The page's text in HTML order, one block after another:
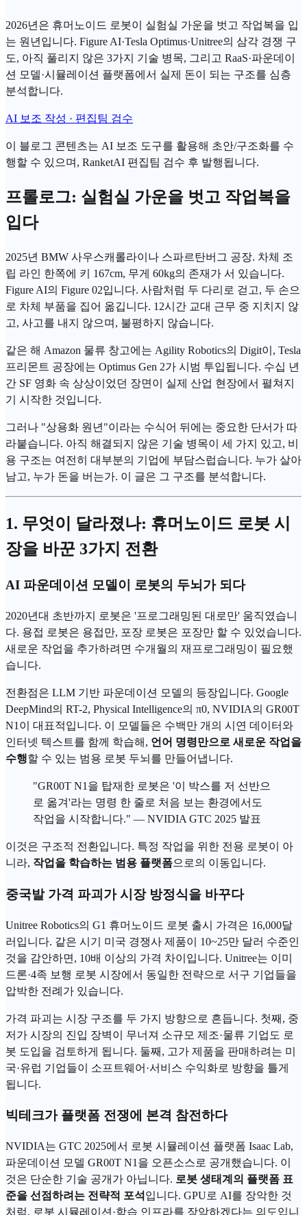
2026년은 휴머노이드 로봇이 실험실 가운을 벗고 작업복을 입
는 원년입니다. Figure AI·Tesla Optimus·Unitree의 삼각 경쟁 구
도, 아직 풀리지 않은 3가지 기술 병목, 그리고 RaaS·파운데이
션 모델·시뮬레이션 플랫폼에서 실제 돈이 되는 구조를 심층
분석합니다.
AI 보조 작성 · 편집팀 검수
이 블로그 콘텐츠는 AI 보조 도구를 활용해 초안/구조화를 수
행할 수 있으며, RanketAI 편집팀 검수 후 발행됩니다.
프롤로그: 실험실 가운을 벗고 작업복을
입다
2025년 BMW 사우스캐롤라이나 스파르탄버그 공장. 차체 조
립 라인 한쪽에 키 167cm, 무게 60kg의 존재가 서 있습니다.
Figure AI의 Figure 02입니다. 사람처럼 두 다리로 걷고, 두 손으
로 차체 부품을 집어 옮깁니다. 12시간 교대 근무 중 지치지 않
고, 사고를 내지 않으며, 불평하지 않습니다.
같은 해 Amazon 물류 창고에는 Agility Robotics의 Digit이, Tesla
프리몬트 공장에는 Optimus Gen 2가 시범 투입됩니다. 수십 년
간 SF 영화 속 상상이었던 장면이 실제 산업 현장에서 펼쳐지
기 시작한 것입니다.
그러나 "상용화 원년"이라는 수식어 뒤에는 중요한 단서가 따
라붙습니다. 아직 해결되지 않은 기술 병목이 세 가지 있고, 비
용 구조는 여전히 대부분의 기업에 부담스럽습니다. 누가 살아
남고, 누가 돈을 버는가. 이 글은 그 구조를 분석합니다.
1. 무엇이 달라졌나: 휴머노이드 로봇 시
장을 바꾼 3가지 전환
AI 파운데이션 모델이 로봇의 두뇌가 되다
2020년대 초반까지 로봇은 '프로그래밍된 대로만' 움직였습니
다. 용접 로봇은 용접만, 포장 로봇은 포장만 할 수 있었습니다.
새로운 작업을 추가하려면 수개월의 재프로그래밍이 필요했
습니다.
전환점은 LLM 기반 파운데이션 모델의 등장입니다. Google
DeepMind의 RT-2, Physical Intelligence의 π0, NVIDIA의 GR00T
N1이 대표적입니다. 이 모델들은 수백만 개의 시연 데이터와
인터넷 텍스트를 함께 학습해, 언어 명령만으로 새로운 작업을
수행할 수 있는 범용 로봇 두뇌를 만들어냅니다.
"GR00T N1을 탑재한 로봇은 '이 박스를 저 선반으
로 옮겨'라는 명령 한 줄로 처음 보는 환경에서도
작업을 시작합니다." — NVIDIA GTC 2025 발표
이것은 구조적 전환입니다. 특정 작업을 위한 전용 로봇이 아
니라, 작업을 학습하는 범용 플랫폼으로의 이동입니다.
중국발 가격 파괴가 시장 방정식을 바꾸다
Unitree Robotics의 G1 휴머노이드 로봇 출시 가격은 16,000달
러입니다. 같은 시기 미국 경쟁사 제품이 10~25만 달러 수준인
것을 감안하면, 10배 이상의 가격 차이입니다. Unitree는 이미
드론·4족 보행 로봇 시장에서 동일한 전략으로 서구 기업들을
압박한 전례가 있습니다.
가격 파괴는 시장 구조를 두 가지 방향으로 흔듭니다. 첫째, 중
저가 시장의 진입 장벽이 무너져 소규모 제조·물류 기업도 로
봇 도입을 검토하게 됩니다. 둘째, 고가 제품을 판매하려는 미
국·유럽 기업들이 소프트웨어·서비스 수익화로 방향을 틀게
됩니다.
빅테크가 플랫폼 전쟁에 본격 참전하다
NVIDIA는 GTC 2025에서 로봇 시뮬레이션 플랫폼 Isaac Lab,
파운데이션 모델 GR00T N1을 오픈소스로 공개했습니다. 이
것은 단순한 기술 공개가 아닙니다. 로봇 생태계의 플랫폼 표
준을 선점하려는 전략적 포석 입니다. GPU로 AI를 장악한 것
처럼, 로봇 시뮬레이션·학습 인프라를 장악하겠다는 의도입니